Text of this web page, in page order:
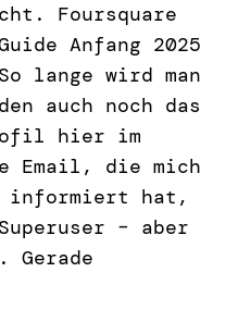
Foursquare
Anfang 2025
lange wird man
auch noch das
hier im
Email, die mich
informiert hat,
– aber